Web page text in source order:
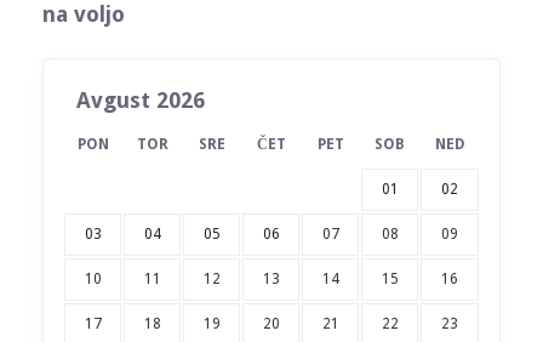
na voljo
Avgust 2026
PON TOR SRE ČET PET SOB NED
01 02
03 04 05 06 07 08 09
10 11 12 13 14 15 16
17 18 19 20 21 22 23